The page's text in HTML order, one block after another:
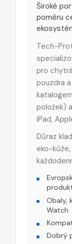
Široké
poměru
Tech-
pro
pouzdra
položek)
iPad,
Důraz
eko-
Obaly,
Watch
Dobrý